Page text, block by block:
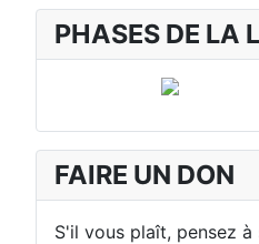
PHASES DE LA
FAIRE UN DON
S'il vous plaît, pensez